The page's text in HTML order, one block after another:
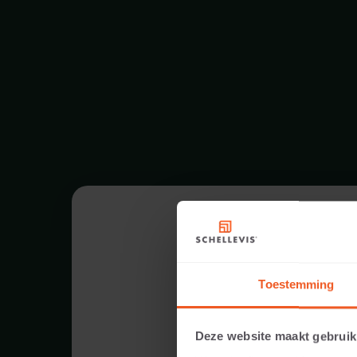
Toestemming
Deze website maakt12 CM